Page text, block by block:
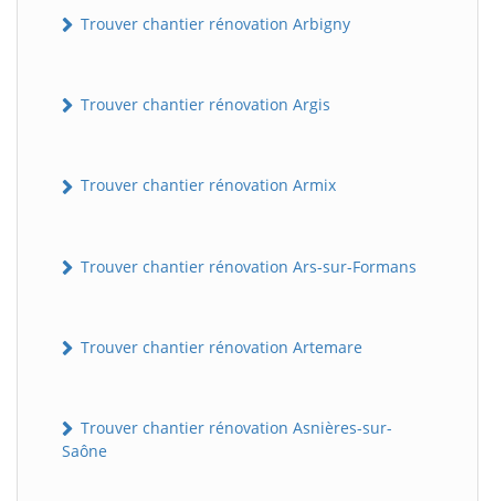
Trouver chantier rénovation Arbigny
Trouver chantier rénovation Argis
Trouver chantier rénovation Armix
Trouver chantier rénovation Ars-sur-Formans
Trouver chantier rénovation Artemare
Trouver chantier rénovation Asnières-sur-
Saône